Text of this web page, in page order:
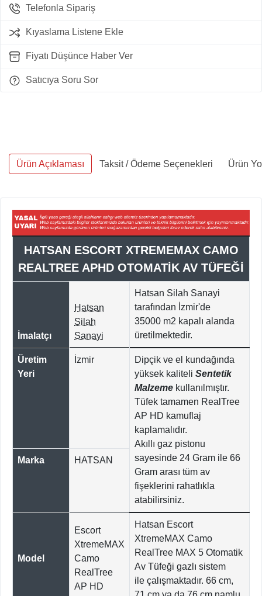
Telefonla Sipariş
Kıyaslama Listene Ekle
Fiyatı Düşünce Haber Ver
Satıcıya Soru Sor
Ürün Açıklaması Taksit / Ödeme Seçenekleri Ürün
HATSAN ESCORT XTREMEMAX CAMO
REALTREE APHD OTOMATİK AV TÜFEĞİ
İmalatçı
Hatsan
Silah
Sanayi
Hatsan Silah Sanayi
tarafından İzmir'de
35000 m2 kapalı alanda
üretilmektedir.
Üretim
Yeri
İzmir
Dipçik ve el kundağında
yüksek kaliteli Sentetik
Malzeme kullanılmıştır.
Tüfek tamamen RealTree
AP HD kamuflaj
kaplamalıdır.
Akıllı gaz pistonu
sayesinde 24 Gram ile 66
Gram arası tüm av
fişeklerini rahatlıkla
atabilirsiniz.
Marka HATSAN
Model
Escort
XtremeMAX
Camo
RealTree
AP HD
Hatsan Escort
XtremeMAX Camo
RealTree MAX 5 Otomatik
Av Tüfeği gazlı sistem
ile çalışmaktadır. 66 cm,